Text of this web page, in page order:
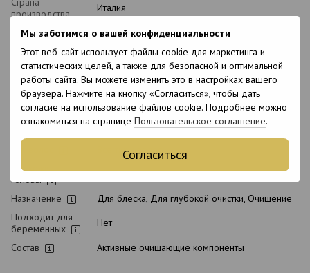
Мы заботимся о вашей конфиденциальности
Этот веб-сайт использует файлы cookie для маркетинга и
статистических целей, а также для безопасной и оптимальной
работы сайта. Вы можете изменить это в настройках вашего
браузера. Нажмите на кнопку «Согласиться», чтобы дать
согласие на использование файлов cookie. Подробнее можно
ознакомиться на странице Пользовательское соглашение.
Согласиться
производства
Италия
Объем
500 мл
Состояние
товара
Новый
Упаковка
Флакон
Вид косметики
Шампунь
Классификация
Профессиональная
Все типы волос
Тип кожи
головы
Все типы кожи
Назначение
Для блеска, Для глубокой очистки, Очищение
Подходит для
беременных
Нет
Состав
Активные очищающие компоненты